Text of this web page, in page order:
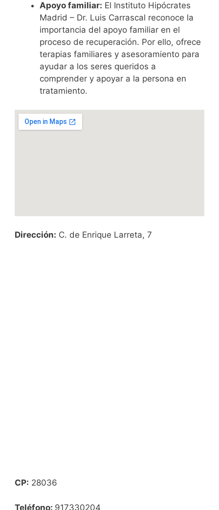
Apoyo familiar: El Instituto Hipócrates
Madrid – Dr. Luis Carrascal reconoce la
importancia del apoyo familiar en el
proceso de recuperación. Por ello, ofrece
terapias familiares y asesoramiento para
ayudar a los seres queridos a
comprender y apoyar a la persona en
tratamiento.
Dirección: C. de Enrique Larreta, 7
CP: 28036
Teléfono: 917330204